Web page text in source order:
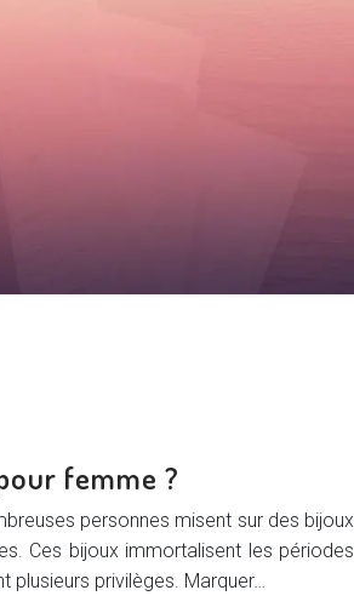
femme ?
personnes misent sur des bijoux
Ces bijoux immortalisent les périodes
plusieurs privilèges. Marquer…